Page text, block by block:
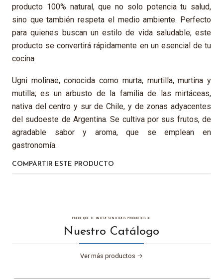
producto 100% natural, que no solo potencia tu salud,
sino que también respeta el medio ambiente. Perfecto
para quienes buscan un estilo de vida saludable, este
producto se convertirá rápidamente en un esencial de tu
cocina
Ugni molinae, conocida como murta, murtilla, murtina y
mutilla; es un arbusto de la familia de las mirtáceas,
nativa del centro y sur de Chile, y de zonas adyacentes
del sudoeste de Argentina. Se cultiva por sus frutos, de
agradable sabor y aroma, que se emplean en
gastronomía.
COMPARTIR ESTE PRODUCTO
PUEDE QUE TE INTERESEN OTROS PRODUCTOS DE
Nuestro Catálogo
Ver más productos